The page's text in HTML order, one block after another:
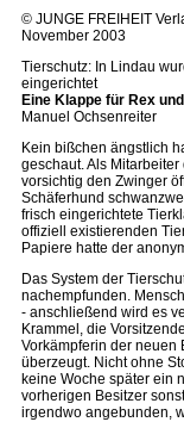
© JUNGE FREIHEIT
November 2003
Tierschutz: In Lindau
eingerichtet
Eine Klappe für Rex
Manuel Ochsenreiter
Kein bißchen ängstlich
geschaut. Als
vorsichtig den Zwinger
Schäferhund
frisch eingerichtete
offiziell existierenden
Papiere hatte der
Das System der
nachempfunden.
- anschließend wird es
Krammel, die
Vorkämpferin der neuen
überzeugt. Nicht ohne
keine Woche später ein
vorherigen Besitzer
irgendwo angebunden,